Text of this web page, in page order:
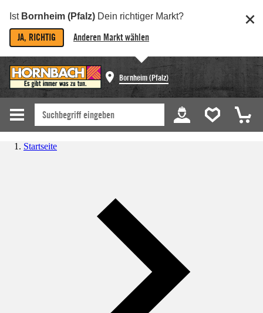
Ist Bornheim (Pfalz) Dein richtiger Markt?
JA, RICHTIG Anderen Markt wählen
Bornheim (Pfalz)
Startseite